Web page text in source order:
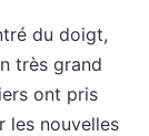
du doigt,
très grand
ont pris
les nouvelles